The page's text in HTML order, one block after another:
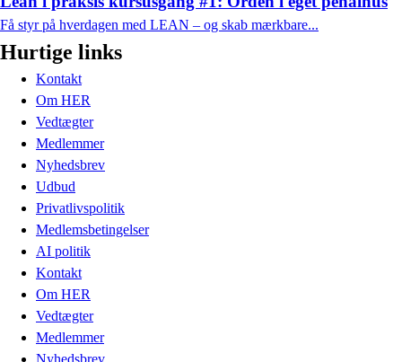
Få styr på hverdagen med LEAN – og skab mærkbare...
Hurtige links
Kontakt
Om HER
Vedtægter
Medlemmer
Nyhedsbrev
Udbud
Privatlivspolitik
Medlemsbetingelser
AI politik
Kontakt
Om HER
Vedtægter
Medlemmer
Nyhedsbrev